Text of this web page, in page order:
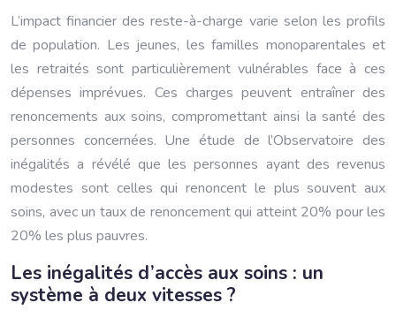
L’impact financier des reste-à-charge varie selon les profils
de population. Les jeunes, les familles monoparentales et
les retraités sont particulièrement vulnérables face à ces
dépenses imprévues. Ces charges peuvent entraîner des
renoncements aux soins, compromettant ainsi la santé des
personnes concernées. Une étude de l’Observatoire des
inégalités a révélé que les personnes ayant des revenus
modestes sont celles qui renoncent le plus souvent aux
soins, avec un taux de renoncement qui atteint 20% pour les
20% les plus pauvres.
Les inégalités d’accès aux soins : un
système à deux vitesses ?